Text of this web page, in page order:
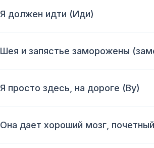
Я должен идти (Иди)
Шея и запястье заморожены
Я просто здесь, на дороге (Ву)
Она дает хороший мозг,